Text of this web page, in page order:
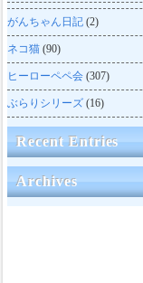
がんちゃん日記 (2)
ネコ猫 (90)
ヒーローペペ会 (307)
ぶらりシリーズ (16)
Recent Entries
Archives